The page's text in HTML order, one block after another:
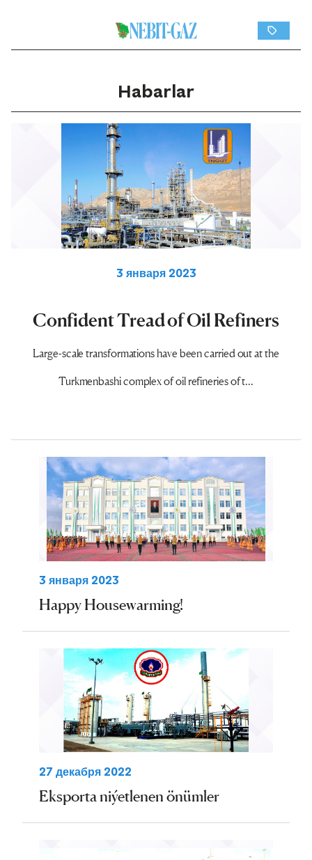
Habarlar
3 января 2023
Confident Tread of Oil Refiners
Large-scale transformations have been carried out at the
Turkmenbashi complex of oil refineries of t...
3 января 2023
Happy Housewarming!
27 декабря 2022
Eksporta niýetlenen önümler